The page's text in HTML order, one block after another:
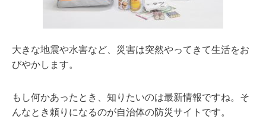
大きな地震や水害など、災害は突然やってきて生活をお
びやかします。
もし何かあったとき、知りたいのは最新情報ですね。そ
んなとき頼りになるのが自治体の防災サイトです。